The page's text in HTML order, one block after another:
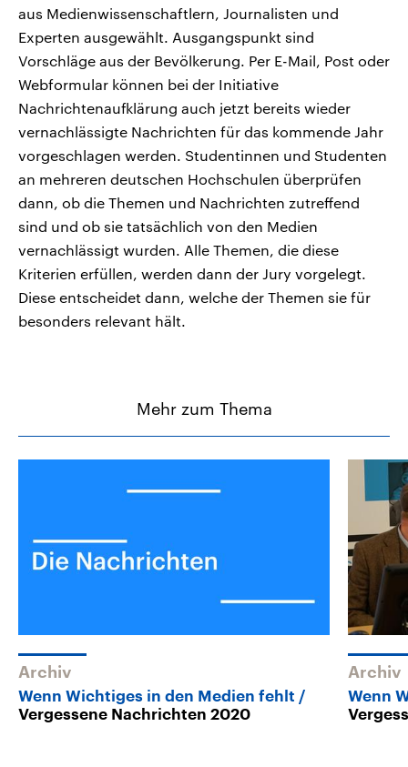
aus Medienwissenschaftlern, Journalisten und
Experten ausgewählt. Ausgangspunkt sind
Vorschläge aus der Bevölkerung. Per E-Mail, Post oder
Webformular können bei der Initiative
Nachrichtenaufklärung auch jetzt bereits wieder
vernachlässigte Nachrichten für das kommende Jahr
vorgeschlagen werden. Studentinnen und Studenten
an mehreren deutschen Hochschulen überprüfen
dann, ob die Themen und Nachrichten zutreffend
sind und ob sie tatsächlich von den Medien
vernachlässigt wurden. Alle Themen, die diese
Kriterien erfüllen, werden dann der Jury vorgelegt.
Diese entscheidet dann, welche der Themen sie für
besonders relevant hält.
Mehr zum Thema
Archiv
Wenn Wichtiges in den Medien fehlt
Vergessene Nachrichten 2020
Archiv
Wenn